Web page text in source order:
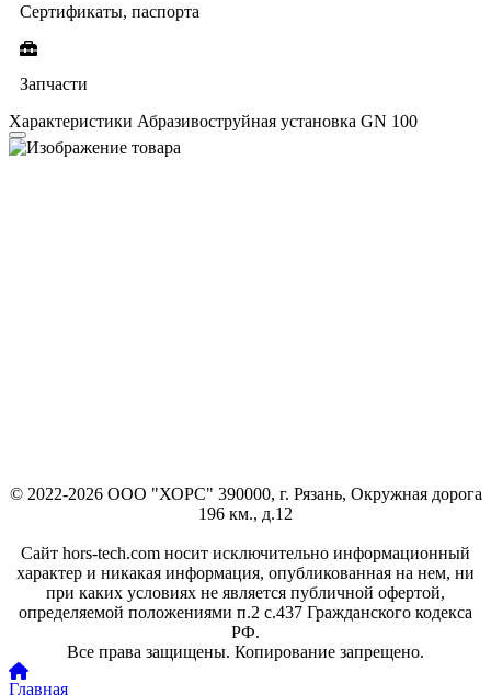
Сертификаты, паспорта
Запчасти
Характеристики Абразивоструйная установка GN 100
© 2022-2026 ООО "ХОРС" 390000, г. Рязань, Окружная дорога
196 км., д.12
Сайт hors-tech.com носит исключительно информационный
характер и никакая информация, опубликованная на нем, ни
при каких условиях не является публичной офертой,
определяемой положениями п.2 с.437 Гражданского кодекса
РФ.
Все права защищены. Копирование запрещено.
Главная